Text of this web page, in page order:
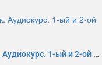
И. Верещагина – Английский язык. Аудиокурс. 1-ый и 2-ой год обучения. 2 класс (2 Тома)